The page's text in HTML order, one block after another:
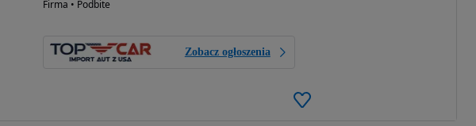
Firma • Podbite
Zobacz ogłoszenia